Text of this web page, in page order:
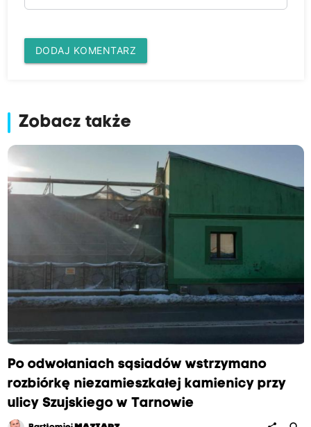
DODAJ KOMENTARZ
Zobacz także
Po odwołaniach sąsiadów wstrzymano
rozbiórkę niezamieszkałej kamienicy przy
ulicy Szujskiego w Tarnowie